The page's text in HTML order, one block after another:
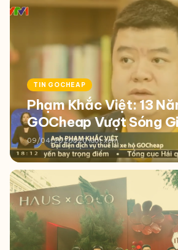
TIN GOCHEAP
Phạm Khắc Việt: 13
GOCheap Vượt Sóng
09/04/2026320 lượt xem